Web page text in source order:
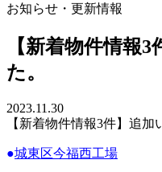
お知らせ・更新情報
【新着物件情報
た。
2023.11.30
【新着物件情報3件】追加
●城東区今福西工場